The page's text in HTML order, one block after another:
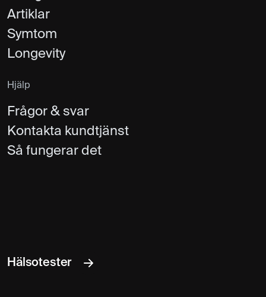
Artiklar
Symtom
Longevity
Hjälp
Frågor & svar
Kontakta kundtjänst
Så fungerar det
Hälsotester